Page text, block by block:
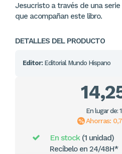
Jesucristo a través de una
que acompañan este libro.
DETALLES DEL PRODUCTO
Editor: Editorial Mundo Hispano
En lugar de:
Ahorras:
En stock (1 unidad)
Recíbelo en 24/48H*